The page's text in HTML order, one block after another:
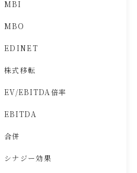
MBI
MBO
EDINET
株式移転
EV/EBITDA倍率
EBITDA
合併
シナジー効果